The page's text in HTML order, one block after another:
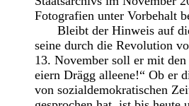
Fotografien unter Vorbehalt
Bleibt der Hinweis auf
seine durch die Revolution
13. November soll er mit
eiern Drägg alleene!“ Ob er
von sozialdemokratischen